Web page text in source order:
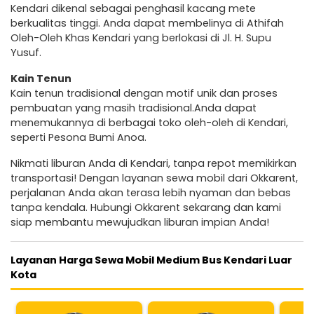
Kendari dikenal sebagai penghasil kacang mete
berkualitas tinggi. Anda dapat membelinya di Athifah
Oleh-Oleh Khas Kendari yang berlokasi di Jl. H. Supu
Yusuf.
Kain Tenun
Kain tenun tradisional dengan motif unik dan proses
pembuatan yang masih tradisional.Anda dapat
menemukannya di berbagai toko oleh-oleh di Kendari,
seperti Pesona Bumi Anoa.
Nikmati liburan Anda di Kendari, tanpa repot memikirkan
transportasi! Dengan layanan sewa mobil dari Okkarent,
perjalanan Anda akan terasa lebih nyaman dan bebas
tanpa kendala. Hubungi Okkarent sekarang dan kami
siap membantu mewujudkan liburan impian Anda!
Layanan Harga Sewa Mobil Medium Bus Kendari Luar
Kota